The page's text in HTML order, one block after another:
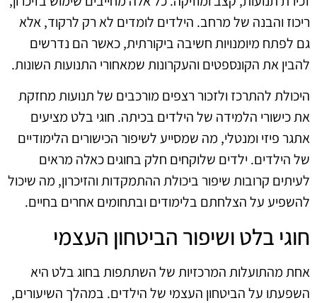
ריכוז והבנה של מרחב. הילדים לומדים לא רק לרקוד, אלא
גם לפתח מיומנויות חשיבה ביקורתית, כאשר הם נדרשים
להבין את הקונספטים והעקרונות שמאחורי התנועות השונות.
היכולת להתרכז ולזכור רצפים מורכבים של תנועות מחזקת
את כישורי הלמידה של הילדים בכיתה. חוגי בלט מציעים
אתגר פיזי ומנטלי, מה שמסייע לשיפור הכישורים הלימודיים
של הילדים. ילדים שלוקחים חלק בחוגים כאלה מראים
לעיתים קרובות שיפור ביכולת ההתמקדות והזיכרון, מה שיכול
להשפיע על הצלחתם בלימודים ובתחומים אחרים בחיים.
חוגי בלט ושיפור הביטחון העצמי
אחת מהתועלות המרכזיות של השתתפות בחוג בלט היא
השפעתו על הביטחון העצמי של הילדים. במהלך השיעורים,